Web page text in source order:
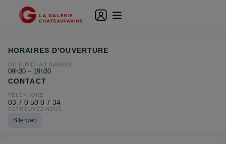
HORAIRES D'OUVERTURE
DU LUNDI AU SAMEDI
09h30 – 19h30
CONTACT
TÉLÉPHONE
03 7 0 50 0 7 34
RETROUVEZ-NOUS
Site web